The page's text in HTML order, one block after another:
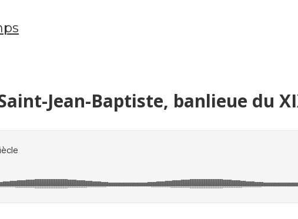
Jean-Baptiste, banlieue du